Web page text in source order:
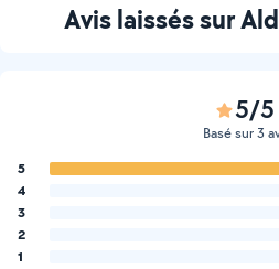
Avis laissés sur
5/5
Basé sur 3
5
4
3
2
1